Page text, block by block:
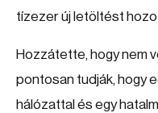
tízezer új letöltést
Hozzátette, hogy nem
pontosan tudják, hogy
hálózattal és egy